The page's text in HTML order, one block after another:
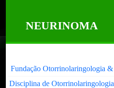
NEURINOMA
Fundação Otorrinolaringologia &
Disciplina de Otorrinolaringologia